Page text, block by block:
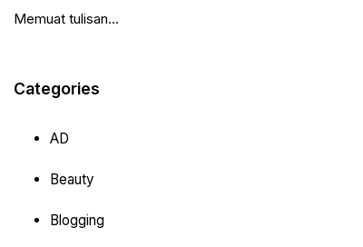
Memuat tulisan...
Categories
AD
Beauty
Blogging